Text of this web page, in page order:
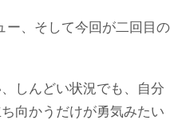
、そして今回が二回目の
しんどい状況でも、自分
向かうだけが勇気みたい